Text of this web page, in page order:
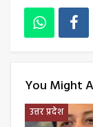
You Might
उत्तर प्रदेश